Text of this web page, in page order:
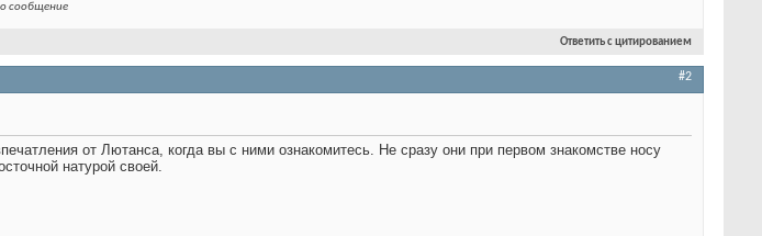
сообщение
Ответить с цитированием
#2
от Лютанса, когда вы с ними ознакомитесь. Не сразу они при первом знакомстве носу
натурой своей.